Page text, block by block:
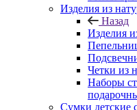
Изделия из
Назад
Изделия
Четки из
Наборы
Сумки детские